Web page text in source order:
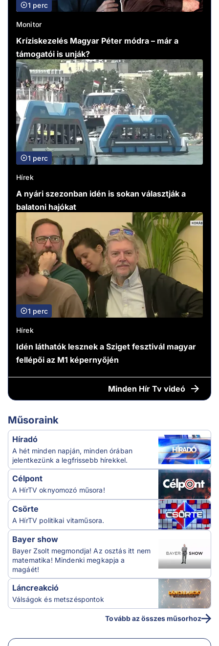
1 perc
Monitor
Kríziskezelés Magyar Péter módra – már a
támogatói is unják?
1 perc
Hírek
A nyári szezonban idén is sokan választják a
balatoni hajókat
1 perc
Hírek
Idén láthatók lesznek a Sziget fesztivál magyar
fellépői az M1 képernyőjén
Minden Hír Tv videó
Műsoraink
Híradó
A hét minden napján, minden órában
jelentkezünk a legfrissebb hírekkel.
Célpont
A HírTV oknyomozó műsora!
Csörte
A HírTV politikai vitaműsora.
Bayer show
Bayer Zsolt megmondja! Az osztás itt nem
matematika! Mindenki megkapja a
magáét!
Láncreakció
Válságok és metszéspontok
Tovább az összes műsorhoz